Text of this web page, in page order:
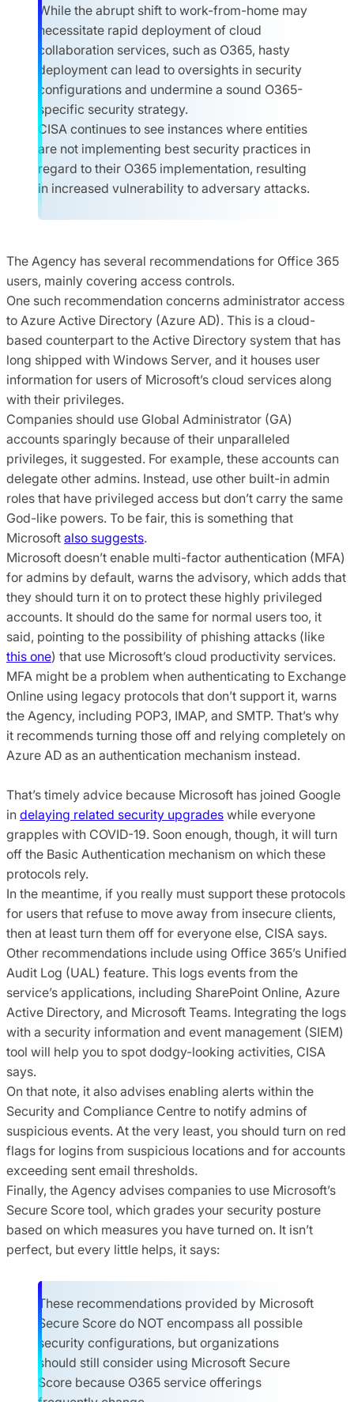
While the abrupt shift to work-from-home may
necessitate rapid deployment of cloud
collaboration services, such as O365, hasty
deployment can lead to oversights in security
configurations and undermine a sound O365-
specific security strategy.
CISA continues to see instances where entities
are not implementing best security practices in
regard to their O365 implementation, resulting
in increased vulnerability to adversary attacks.
The Agency has several recommendations for Office 365
users, mainly covering access controls.
One such recommendation concerns administrator access
to Azure Active Directory (Azure AD). This is a cloud-
based counterpart to the Active Directory system that has
long shipped with Windows Server, and it houses user
information for users of Microsoft’s cloud services along
with their privileges.
Companies should use Global Administrator (GA)
accounts sparingly because of their unparalleled
privileges, it suggested. For example, these accounts can
delegate other admins. Instead, use other built-in admin
roles that have privileged access but don’t carry the same
God-like powers. To be fair, this is something that
Microsoft also suggests.
Microsoft doesn’t enable multi-factor authentication (MFA)
for admins by default, warns the advisory, which adds that
they should turn it on to protect these highly privileged
accounts. It should do the same for normal users too, it
said, pointing to the possibility of phishing attacks (like
this one) that use Microsoft’s cloud productivity services.
MFA might be a problem when authenticating to Exchange
Online using legacy protocols that don’t support it, warns
the Agency, including POP3, IMAP, and SMTP. That’s why
it recommends turning those off and relying completely on
Azure AD as an authentication mechanism instead.
That’s timely advice because Microsoft has joined Google
in delaying related security upgrades while everyone
grapples with COVID-19. Soon enough, though, it will turn
off the Basic Authentication mechanism on which these
protocols rely.
In the meantime, if you really must support these protocols
for users that refuse to move away from insecure clients,
then at least turn them off for everyone else, CISA says.
Other recommendations include using Office 365’s Unified
Audit Log (UAL) feature. This logs events from the
service’s applications, including SharePoint Online, Azure
Active Directory, and Microsoft Teams. Integrating the logs
with a security information and event management (SIEM)
tool will help you to spot dodgy-looking activities, CISA
says.
On that note, it also advises enabling alerts within the
Security and Compliance Centre to notify admins of
suspicious events. At the very least, you should turn on red
flags for logins from suspicious locations and for accounts
exceeding sent email thresholds.
Finally, the Agency advises companies to use Microsoft’s
Secure Score tool, which grades your security posture
based on which measures you have turned on. It isn’t
perfect, but every little helps, it says:
These recommendations provided by Microsoft
Secure Score do NOT encompass all possible
security configurations, but organizations
should still consider using Microsoft Secure
Score because O365 service offerings